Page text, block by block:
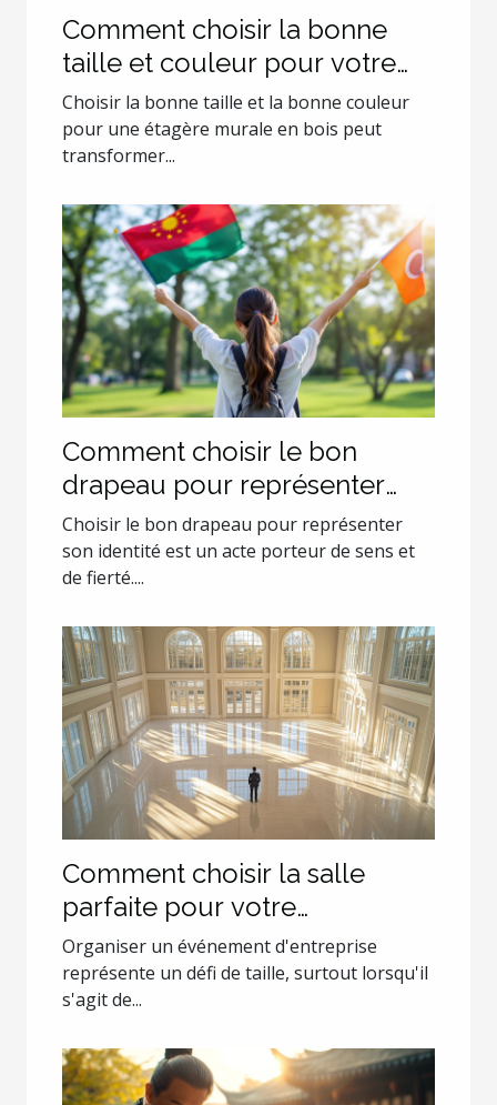
Comment choisir la bonne
taille et couleur pour votre
étagère murale en bois ?
Choisir la bonne taille et la bonne couleur
pour une étagère murale en bois peut
transformer...
Comment choisir le bon
drapeau pour représenter
son identité?
Choisir le bon drapeau pour représenter
son identité est un acte porteur de sens et
de fierté....
Comment choisir la salle
parfaite pour votre
événement d'entreprise ?
Organiser un événement d'entreprise
représente un défi de taille, surtout lorsqu'il
s'agit de...